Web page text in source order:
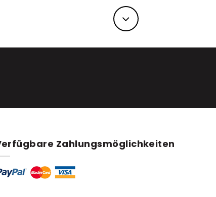
Zahlungsmöglichkeiten